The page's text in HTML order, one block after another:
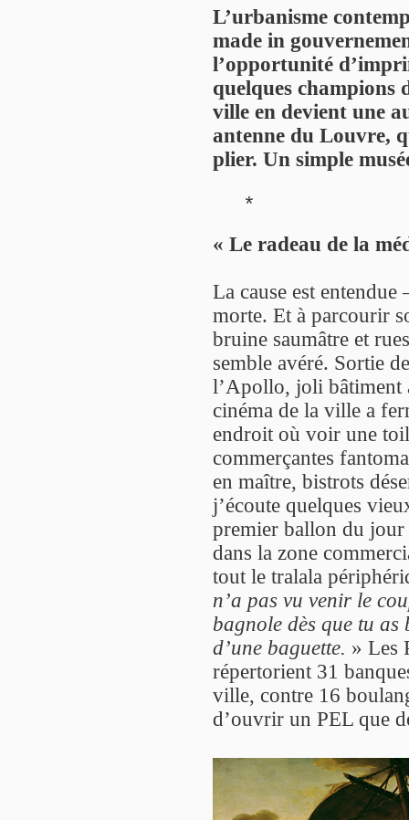
L’urbanisme
made in
l’opportunité
quelques champions
ville en devient une
antenne du Louvre,
plier. Un simple
*
« Le radeau de la
La cause est
morte. Et à parcourir
bruine saumâtre et
semble avéré. Sortie
l’Apollo, joli bâtiment
cinéma de la ville a
endroit où voir une
commerçantes
en maître, bistrots
j’écoute quelques
premier ballon du
dans la zone
tout le tralala
n’a pas vu venir le
bagnole dès que tu as
d’une baguette. » Les
répertorient 31
ville, contre 16
d’ouvrir un PEL que